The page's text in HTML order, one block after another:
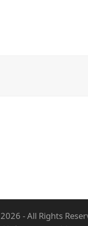
2026 - All Rights